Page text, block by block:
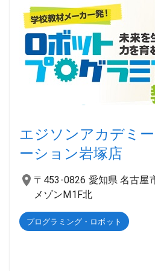
エジソンアカデミ
ーション岩塚店
〒453-0826 愛知県 名古屋
メゾンM1F北
プログラミング・ロボット